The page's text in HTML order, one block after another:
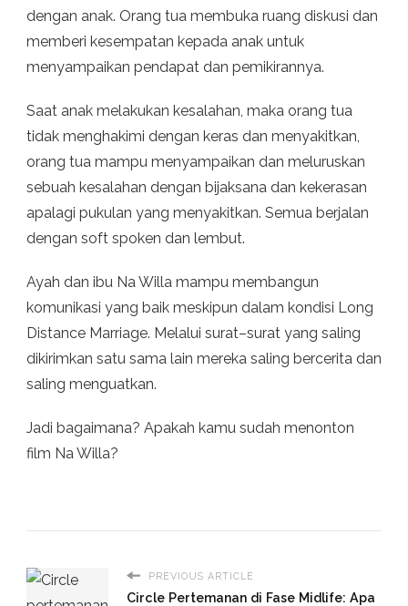
dengan anak. Orang tua membuka ruang diskusi dan
memberi kesempatan kepada anak untuk
menyampaikan pendapat dan pemikirannya.
Saat anak melakukan kesalahan, maka orang tua
tidak menghakimi dengan keras dan menyakitkan,
orang tua mampu menyampaikan dan meluruskan
sebuah kesalahan dengan bijaksana dan kekerasan
apalagi pukulan yang menyakitkan. Semua berjalan
dengan soft spoken dan lembut.
Ayah dan ibu Na Willa mampu membangun
komunikasi yang baik meskipun dalam kondisi Long
Distance Marriage. Melalui surat–surat yang saling
dikirimkan satu sama lain mereka saling bercerita dan
saling menguatkan.
Jadi bagaimana? Apakah kamu sudah menonton
film Na Willa?
PREVIOUS ARTICLE
Circle Pertemanan di Fase Midlife: Apa